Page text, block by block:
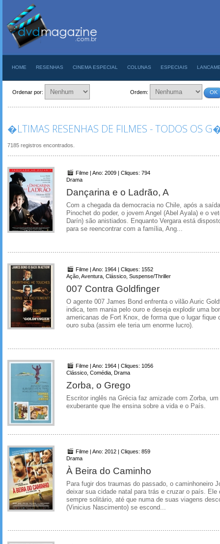
HOME RESENHAS CINEMA ESPECIAL COLUNAS ESPECIAIS
Ordenar por: Ordem: OK
�LTIMAS RESENHAS DE FILMES - TODOS OS
7185 registros encontrados.
Filme | Ano: 2009 | Cliques: 794
Drama
Dançarina e o Ladrão, A
Com a chegada da democracia no Chile, após a
Pinochet do poder, o jovem Angel (Abel Ayala) e o
Darín) são anistiados. Enquanto Vergara está
para se reencontrar com a família, Ang...
Filme | Ano: 1964 | Cliques: 1552
Ação, Aventura, Clássico, Suspense/Thriller
007 Contra Goldfinger
O agente 007 James Bond enfrenta o vilão Auric
indica, tem mania pelo ouro e deseja explodir uma
americanas de Fort Knox, de forma que o lugar fique
ouro suba (assim ele teria um enorme lucro).
Filme | Ano: 1964 | Cliques: 1056
Clássico, Comédia, Drama
Zorba, o Grego
Escritor inglês na Grécia faz amizade com Zorba,
exuberante que lhe ensina sobre a vida e o País.
Filme | Ano: 2012 | Cliques: 859
Drama
À Beira do Caminho
Para fugir dos traumas do passado, o caminhoneiro
deixar sua cidade natal para trás e cruzar o país. Ele
sempre solitário, até que numa de suas viagens
(Vinicius Nascimento) se escond...